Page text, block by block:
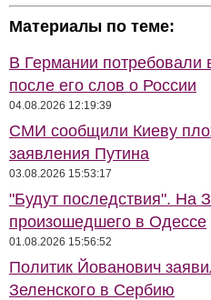
Материалы по теме:
В Германии потребовали
после его слов о России
04.08.2026 12:19:39
СМИ сообщили Киеву
заявления Путина
03.08.2026 15:53:17
"Будут последствия". На
произошедшего в Одессе
01.08.2026 15:56:52
Политик Йованович
Зеленского в Сербию